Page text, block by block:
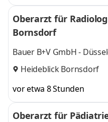
Oberarzt für
Bornsdorf
Bauer B+V GmbH -
Heideblick Bornsdorf
vor etwa 8 Stunden
Oberarzt für